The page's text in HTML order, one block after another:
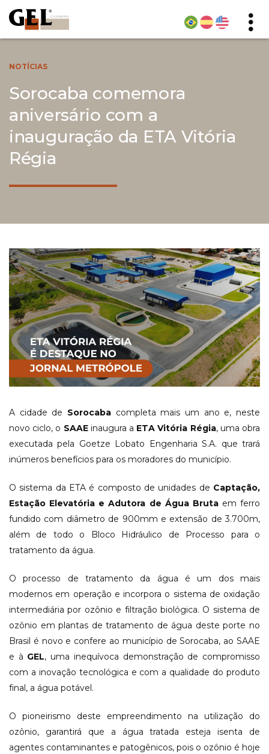
NOTÍCIAS
Sorocaba comemora
aniversário com a
inauguração da ETA Vitória
Régia
A cidade de Sorocaba completa mais um ano e, neste
novo ciclo, o SAAEinaugura a ETA Vitória Régia, uma obra
executada pela Goetze Lobato Engenharia S.A. que trará
inúmeros benefícios para os moradores do município.
O sistema da ETA é composto de unidades de Captação,
Estação Elevatória e Adutora de Água Brutaem ferro
fundido com diâmetro de 900mm e extensão de 3.700m,
além de todo o Bloco Hidráulico de Processo para o
tratamento da água.
O processo de tratamento da água é um dos mais
modernos em operação e incorpora o sistema de oxidação
intermediária por ozônio e filtração biológica. O sistema de
ozônio em plantas de tratamento de água deste porte no
Brasil é novo e confere ao município de Sorocaba, ao SAAE
e à GEL, uma inequívoca demonstração de compromisso
com a inovação tecnológica e com a qualidade do produto
final, a água potável.
O pioneirismo deste empreendimento na utilização do
ozônio, garantirá que a água tratada esteja isenta de
agentes contaminantes e patogênicos, pois o ozônio é hoje